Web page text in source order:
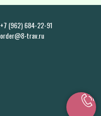
+7 (962) 684-22-91
order@8-trav.ru